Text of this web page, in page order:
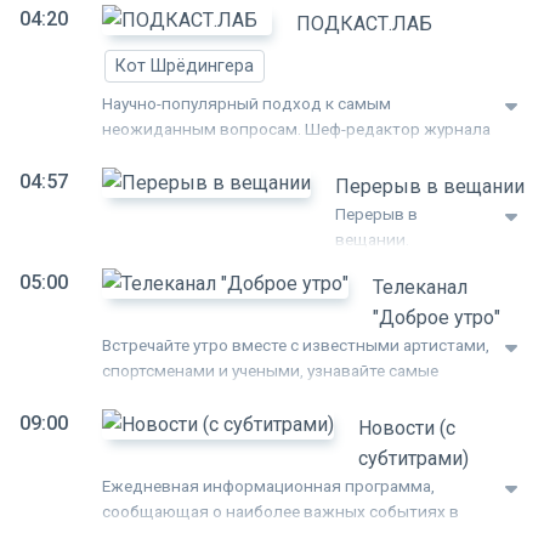
свежей информацией,
корреспондентов и по
каналам
доказательная медицина может помочь
человеку сохранить и приумножить здоровый
дух в здоровом теле.
04:20 ПОДКАСТ.ЛАБ
Кот Шрёдингера
Научно-популярный подход к самым
неожиданным вопросам. Шеф-редактор журнала
ответят на ключевые вопросы про науку. Кто
такие кошки на самом деле? Почему считается
кошек? Эволюционировали ли кошки от своих
предков, или просто научились себя вести так,
как нравится человеку? Что такое время жизни,
как оно ощущается в юности и взрослом
возрасте, и насколько можно увеличить
биологический возраст человека? Что такое
суррогатное материнство с точки зрения этики и
04:57 Перерыв в вещании
Перерыв в
вещании.
05:00
Телеканал
"Доброе утро"
Встречайте утро вместе с известными артистами,
спортсменами и учеными, узнавайте самые
вкусную еду и набирайтесь опыта в самых
неожиданных областях!
09:00
Новости (с
субтитрами)
Ежедневная информационная программа,
сообщающая о наиболее важных событиях в